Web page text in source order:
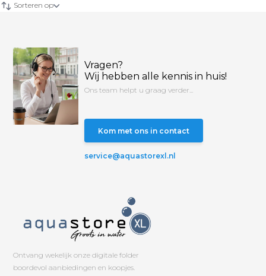
Sorteren op
Vragen?
Wij hebben alle kennis in huis!
Ons team helpt u graag verder...
Kom met ons in contact
service@aquastorexl.nl
Ontvang wekelijk onze digitale folder
boordevol aanbiedingen en koopjes.